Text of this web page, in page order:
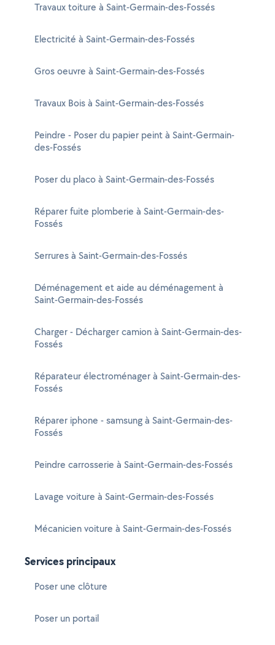
Travaux toiture à Saint-Germain-des-Fossés
Electricité à Saint-Germain-des-Fossés
Gros oeuvre à Saint-Germain-des-Fossés
Travaux Bois à Saint-Germain-des-Fossés
Peindre - Poser du papier peint à Saint-Germain-
des-Fossés
Poser du placo à Saint-Germain-des-Fossés
Réparer fuite plomberie à Saint-Germain-des-
Fossés
Serrures à Saint-Germain-des-Fossés
Déménagement et aide au déménagement à
Saint-Germain-des-Fossés
Charger - Décharger camion à Saint-Germain-des-
Fossés
Réparateur électroménager à Saint-Germain-des-
Fossés
Réparer iphone - samsung à Saint-Germain-des-
Fossés
Peindre carrosserie à Saint-Germain-des-Fossés
Lavage voiture à Saint-Germain-des-Fossés
Mécanicien voiture à Saint-Germain-des-Fossés
Services principaux
Poser une clôture
Poser un portail